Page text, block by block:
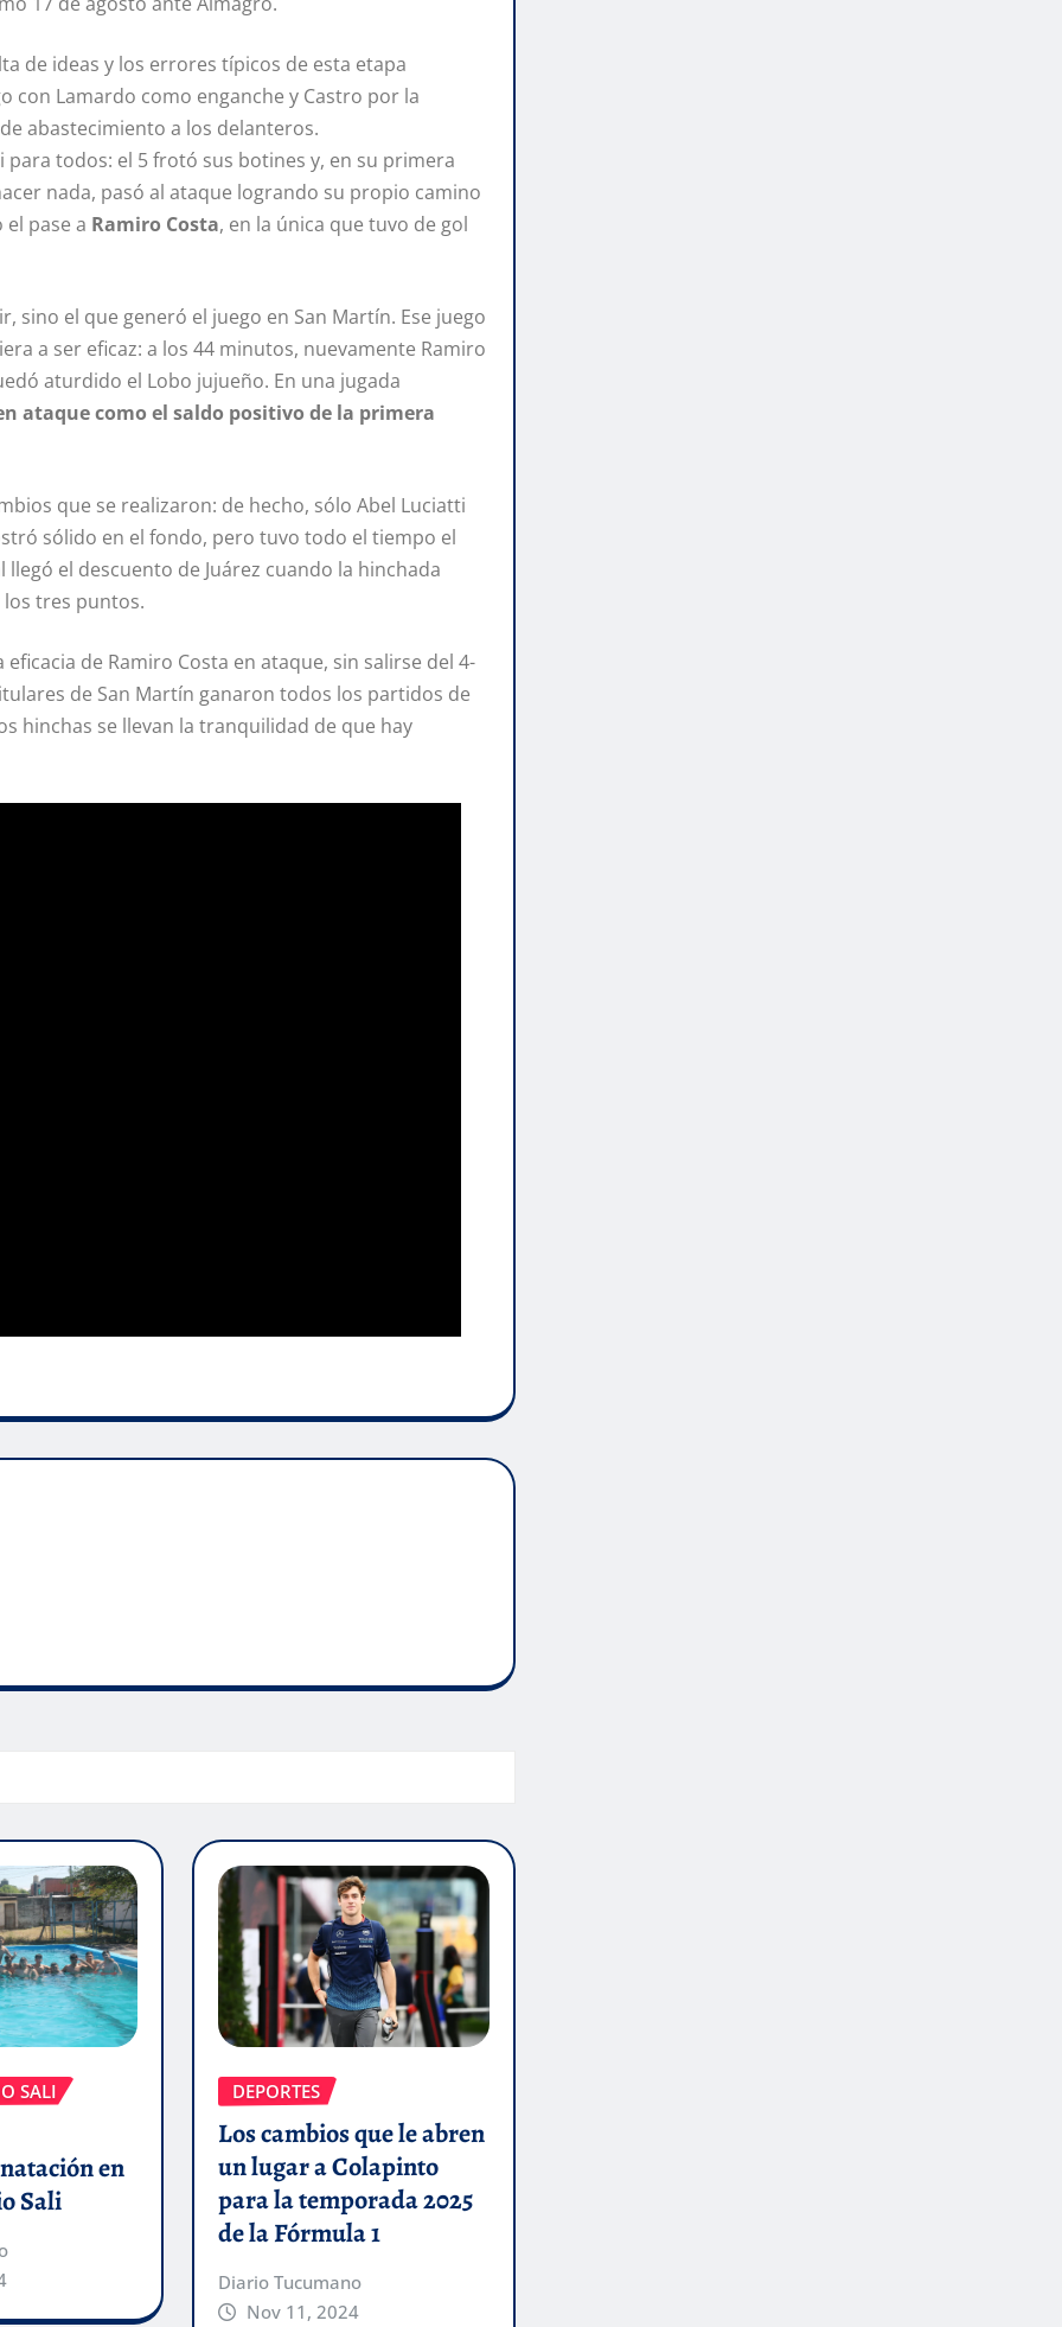
de ideas y los errores típicos de esta etapa
con Lamardo como enganche y Castro por la
abastecimiento a los delanteros.
para todos: el 5 frotó sus botines y, en su primera
nada, pasó al ataque logrando su propio camino
pase a Ramiro Costa, en la única que tuvo de gol
sino el que generó el juego en San Martín. Ese juego
a ser eficaz: a los 44 minutos, nuevamente Ramiro
aturdido el Lobo jujueño. En una jugada
ataque como el saldo positivo de la primera
que se realizaron: de hecho, sólo Abel Luciatti
sólido en el fondo, pero tuvo todo el tiempo el
el descuento de Juárez cuando la hinchada
tres puntos.
de Ramiro Costa en ataque, sin salirse del 4-
de San Martín ganaron todos los partidos de
hinchas se llevan la tranquilidad de que hay
SALI
en
Sali
DEPORTES
Los cambios que le abren
un lugar a Colapinto
para la temporada 2025
de la Fórmula 1
Diario Tucumano
Nov 11, 2024